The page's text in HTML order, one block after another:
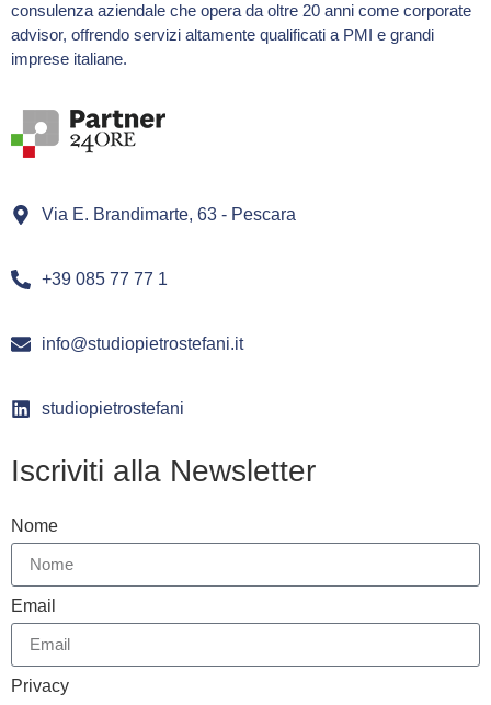
consulenza aziendale che opera da oltre 20 anni come corporate
advisor, offrendo servizi altamente qualificati a PMI e grandi
imprese italiane.
Via E. Brandimarte, 63 - Pescara
+39 085 77 77 1
info@studiopietrostefani.it
studiopietrostefani
Iscriviti alla Newsletter
Nome
Email
Privacy